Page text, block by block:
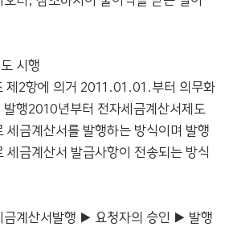
시행
제2항에 의거 2011.01.01.부터 의무화
발행2010년부터 전자세금계산서제도
세금계산서를 발행하는 방식이며 발행
세금계산서 발급사항이 전송되는 방식
계산서발행 ▶ 요청자의 승인 ▶ 발행